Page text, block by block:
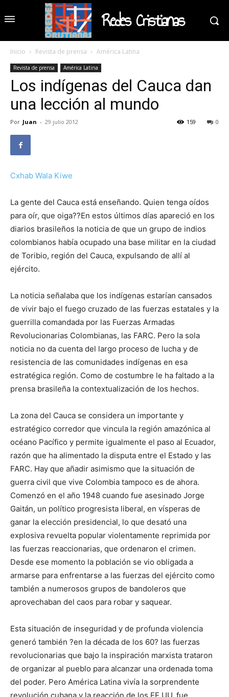
Redes Cristianas
Inicio Revista de prensa América Latina
Revista de prensa América Latina
Los indígenas del Cauca dan
una lección al mundo
Por Juan - 29 julio 2012 0
159
Cxhab Wala Kiwe
La gente del Cauca está enseñando. Quien tenga oídos
para oír, que oiga??En estos últimos días apareció en los
diarios brasileños la noticia de que un grupo de indios
colombianos había ocupado una base militar en la ciudad
de Toribio, región del Cauca, expulsando de allí al
ejército.
La noticia señalaba que los indígenas estarían cansados
de vivir bajo el fuego cruzado de las fuerzas estatales y la
guerrilla comandada por las Fuerzas Armadas
Revolucionarias Colombianas, las FARC. Pero la sola
noticia no da cuenta del largo proceso de lucha y de
resistencia de las comunidades indígenas en esa
estratégica región. Como de costumbre le ha faltado a la
prensa brasileña la contextualización de los hechos.
La zona del Cauca se considera un importante y
estratégico corredor que vincula la región amazónica al
océano Pacífico y permite igualmente el paso al Ecuador,
razón que ha alimentado la disputa entre el Estado y las
FARC. Hay que añadir asimismo que la situación de
guerra civil que vive Colombia tampoco es de ahora.
Comenzó en el año 1948 cuando fue asesinado Jorge
Gaitán, un político progresista liberal, en vísperas de
ganar la elección presidencial, lo que desató una
explosiva revuelta popular violentamente reprimida por
las fuerzas reaccionarias, que ordenaron el crimen.
Desde ese momento la población se vio obligada a
armarse para enfrentarse a las fuerzas del ejército como
también a numerosos grupos de bandoleros que
aprovechaban del caos para robar y saquear.
Esta situación de inseguridad y de profunda violencia
generó también ?en la década de los 60? las fuerzas
revolucionarias que bajo la inspiración marxista trataron
de organizar al pueblo para alcanzar una ordenada toma
del poder. Pero América Latina vivía la sorprendente